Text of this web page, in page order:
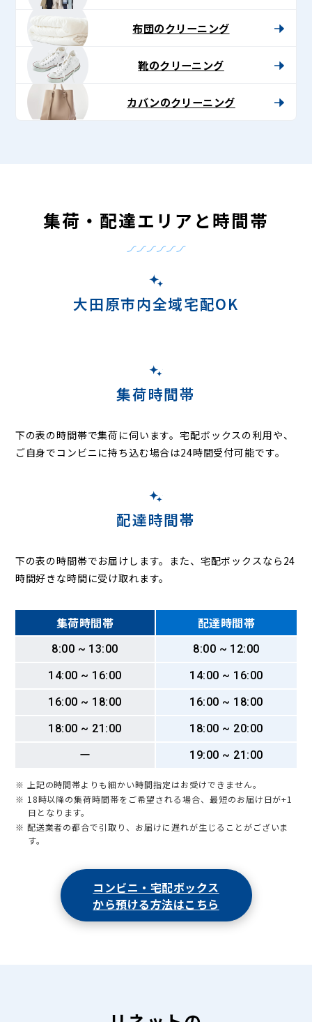
布団のクリーニング
靴のクリーニング
カバンのクリーニング
集荷・配達エリアと時間帯
大田原市内全域宅配OK
集荷時間帯
下の表の時間帯で集荷に伺います。宅配ボックスの利用や、
ご自身でコンビニに持ち込む場合は24時間受付可能です。
配達時間帯
下の表の時間帯でお届けします。また、宅配ボックスなら24
時間好きな時間に受け取れます。
集荷時間帯 配達時間帯
8:00 ~ 13:00
8:00 ~ 12:00
14:00 ~ 16:00
14:00 ~ 16:00
16:00 ~ 18:00
16:00 ~ 18:00
18:00 ~ 21:00
18:00 ~ 20:00
ー
19:00 ~ 21:00
※ 上記の時間帯よりも細かい時間指定はお受けできません。
※ 18時以降の集荷時間帯をご希望される場合、最短のお届け日が+1
日となります。
※ 配送業者の都合で引取り、お届けに遅れが生じることがございま
す。
コンビニ・宅配ボックス
から預ける方法はこちら